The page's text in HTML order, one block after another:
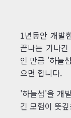
1년동안 개발
끝나는 기나
인 만큼 '하늘
으면 합니다.
'하늘섬'을 개
긴 모험이 뜻